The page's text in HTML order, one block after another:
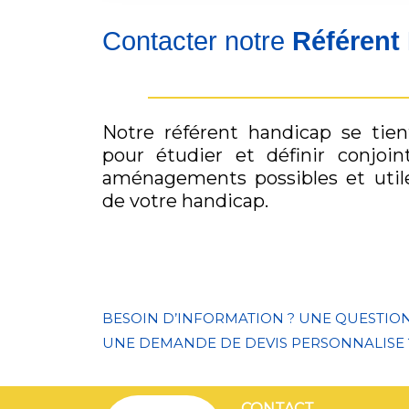
Contacter notre Référent
Notre référent handicap se
pour étudier et définir
aménagements possibles et
de votre handicap.
BESOIN D’INFORMATION ? UNE
UNE DEMANDE DE DEVIS PERSONNALISE